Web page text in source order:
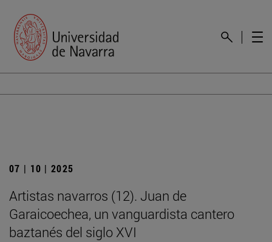
07 | 10 | 2025
Artistas navarros (12). Juan de
Garaicoechea, un vanguardista cantero
baztanés del siglo XVI